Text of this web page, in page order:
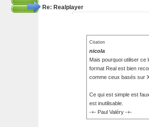
Re: Realplayer
Citation
nicola
Mais pourquoi utiliser ce
format Real est bien
comme ceux basés sur
Ce qui est simple est
est inutilisable.
-+- Paul Valéry -+-